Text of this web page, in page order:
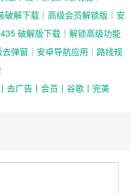
解下载｜高级会员解锁版｜安
破解版下载｜解锁高级功能
弹窗｜安卓导航应用｜路线规
去广告丨会员丨谷歌丨完美